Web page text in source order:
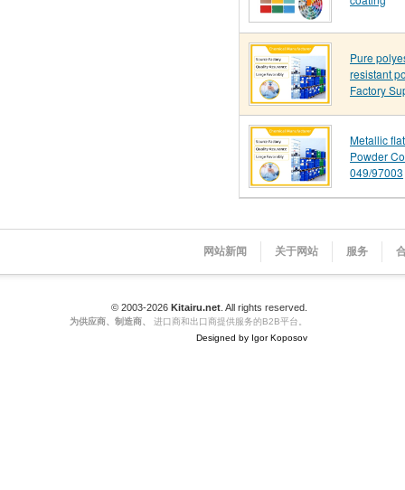
Pure
resistant
Factory
Metallic
Powder
049/97003
网站新闻 关于网站 服务
© 2003-2026 Kitairu.net . All rights reserved.
为供应商、制造商、
进口商和出口商提供服务的B2B平台。
Designed by Igor Koposov